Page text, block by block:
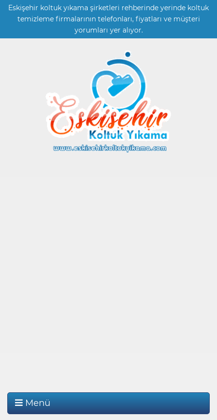
Eskişehir koltuk yıkama şirketleri rehberinde yerinde koltuk
temizleme firmalarının telefonları, fiyatları ve müşteri
yorumları yer alıyor.
Menü